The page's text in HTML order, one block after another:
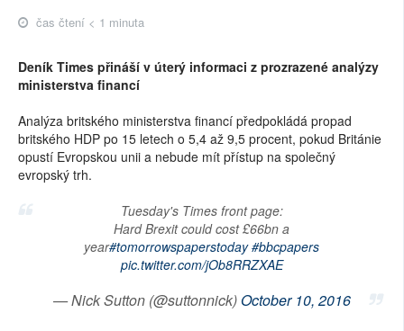
čas čtení < 1 minuta
Deník Times přináší v úterý informaci z prozrazené analýzy
ministerstva financí
Analýza britského ministerstva financí předpokládá propad
britského HDP po 15 letech o 5,4 až 9,5 procent, pokud Británie
opustí Evropskou unii a nebude mít přístup na společný
evropský trh.
Tuesday's Times front page:
Hard Brexit could cost £66bn a
year#tomorrowspaperstoday #bbcpapers
pic.twitter.com/jOb8RRZXAE
— Nick Sutton (@suttonnick)October 10, 2016